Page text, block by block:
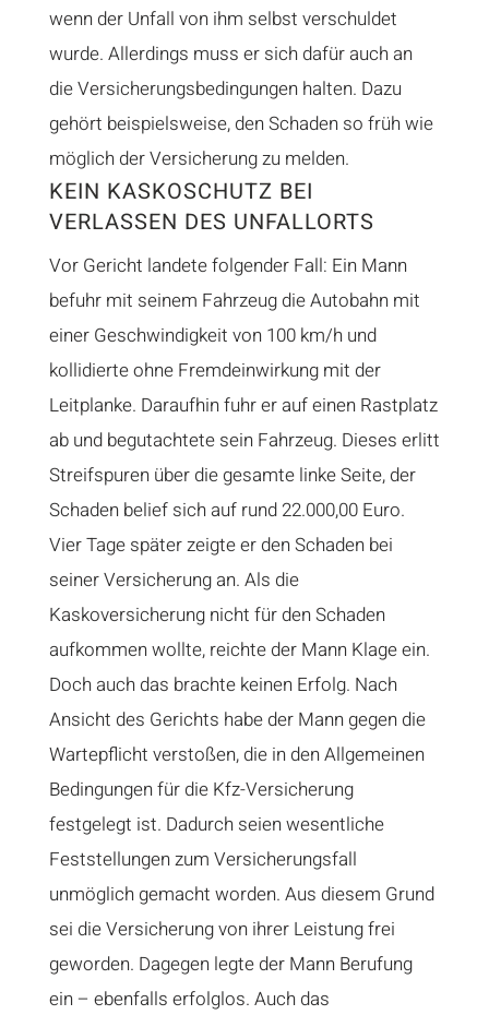
wenn der Unfall von ihm selbst verschuldet
wurde. Allerdings muss er sich dafür auch an
die Versicherungsbedingungen halten. Dazu
gehört beispielsweise, den Schaden so früh wie
möglich der Versicherung zu melden.
KEIN KASKOSCHUTZ BEI
VERLASSEN DES UNFALLORTS
Vor Gericht landete folgender Fall: Ein Mann
befuhr mit seinem Fahrzeug die Autobahn mit
einer Geschwindigkeit von 100 km/h und
kollidierte ohne Fremdeinwirkung mit der
Leitplanke. Daraufhin fuhr er auf einen Rastplatz
ab und begutachtete sein Fahrzeug. Dieses erlitt
Streifspuren über die gesamte linke Seite, der
Schaden belief sich auf rund 22.000,00 Euro.
Vier Tage später zeigte er den Schaden bei
seiner Versicherung an. Als die
Kaskoversicherung nicht für den Schaden
aufkommen wollte, reichte der Mann Klage ein.
Doch auch das brachte keinen Erfolg. Nach
Ansicht des Gerichts habe der Mann gegen die
Wartepflicht verstoßen, die in den Allgemeinen
Bedingungen für die Kfz-Versicherung
festgelegt ist. Dadurch seien wesentliche
Feststellungen zum Versicherungsfall
unmöglich gemacht worden. Aus diesem Grund
sei die Versicherung von ihrer Leistung frei
geworden. Dagegen legte der Mann Berufung
ein – ebenfalls erfolglos. Auch das